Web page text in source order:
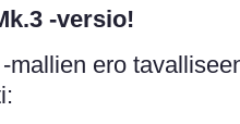
-versio!
mallien ero